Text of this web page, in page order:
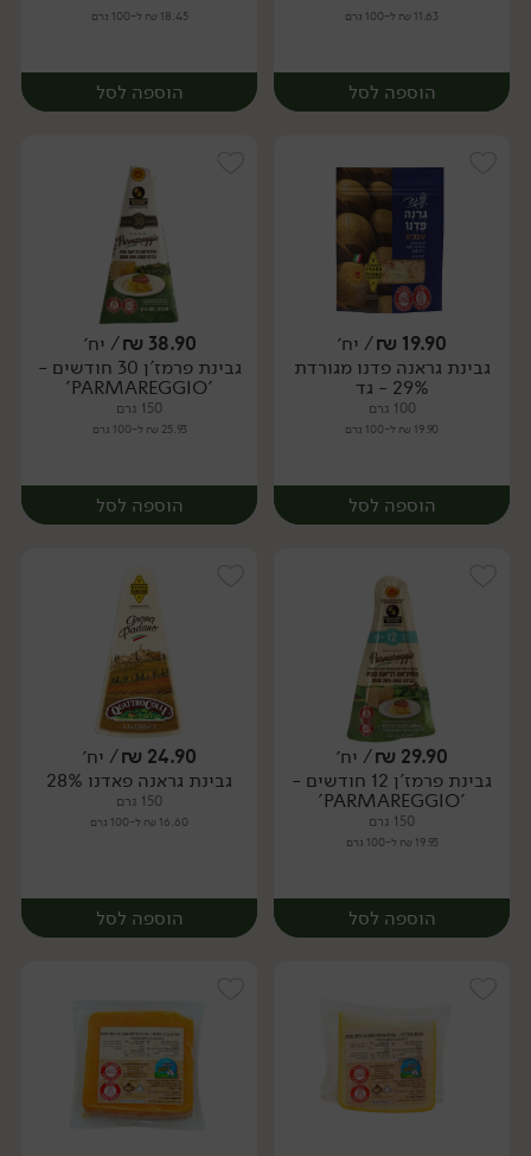
11.63 ₪ ל-100 גרם
הוספה לסל
יח׳
18.45 ₪ ל-100 גרם
הוספה לסל
יח׳
19.90
₪/ יח׳
גבינת גראנה פדנו מגורדת
29% - גד
100 גרם
19.90 ₪ ל-100 גרם
הוספה לסל
יח׳
38.90
₪/ יח׳
גבינת פרמז'ן 30 חודשים -
'PARMAREGGIO'
150 גרם
25.93 ₪ ל-100 גרם
הוספה לסל
יח׳
29.90
₪/ יח׳
גבינת פרמז'ן 12 חודשים -
'PARMAREGGIO'
150 גרם
19.93 ₪ ל-100 גרם
הוספה לסל
24.90
₪/ יח׳
גבינת גראנה פאדנו 28%
150 גרם
16.60 ₪ ל-100 גרם
הוספה לסל